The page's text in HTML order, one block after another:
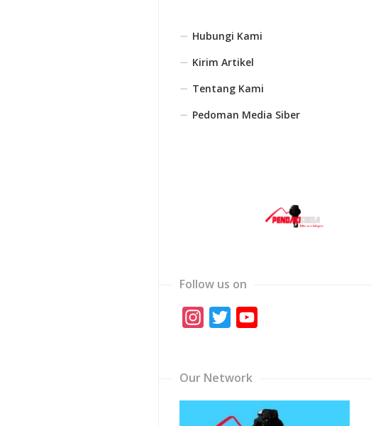
Hubungi Kami
Kirim Artikel
Tentang Kami
Pedoman Media Siber
Follow us on
Instagram
Twitter
Our Network